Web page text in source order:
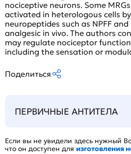
nociceptive neurons. Some
activated in heterologous cells
neuropeptides such as NPFF and
analgesic in vivo. The authors
may regulate nociceptor
including the sensation or
Поделиться
ПЕРВИЧНЫЕ АНТИТЕЛА
Если вы не увидели здесь нужный
что он доступен для изготовления